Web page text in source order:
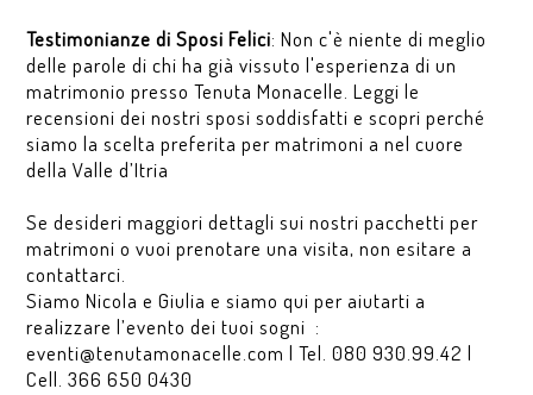
Testimonianze di Sposi Felici: Non c'è niente di meglio
delle parole di chi ha già vissuto l'esperienza di un
matrimonio presso Tenuta Monacelle. Leggi le
recensioni dei nostri sposi soddisfatti e scopri perché
siamo la scelta preferita per matrimoni a nel cuore
della Valle d’Itria
Se desideri maggiori dettagli sui nostri pacchetti per
matrimoni o vuoi prenotare una visita, non esitare a
contattarci.
Siamo Nicola e Giulia e siamo qui per aiutarti a
realizzare l’evento dei tuoi sogni :
eventi@tenutamonacelle.com | Tel.080 930.99.42 |
Cell.366 650 0430